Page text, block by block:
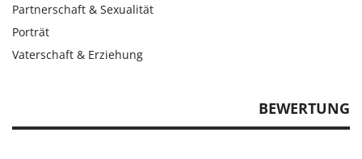
Partnerschaft & Sexualität
Porträt
Vaterschaft & Erziehung
BEWERTUNG